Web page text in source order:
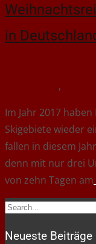
in
,
Im Jahr 2017
Skigebiete wieder
fallen in diesem
denn mit nur drei
von zehn Tagen am
Search
Neueste Beiträge